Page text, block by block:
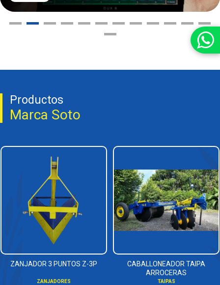
Productos
Marca Soto
ZANJADOR 3 PUNTOS Z-3P
ZANJADORES
CABALLONEADOR TAIPA
ARROCERAS
TAIPAS